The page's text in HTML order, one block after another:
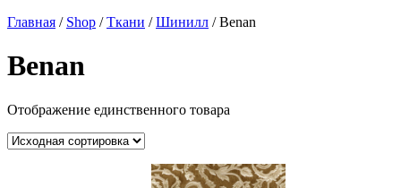
Главная / Shop /Ткани /Шинилл / Benan
Benan
Отображение единственного товара